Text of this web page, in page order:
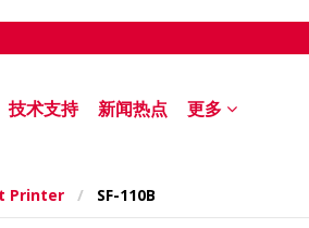
技术支持 新闻热点 更多
Printer / SF-110B